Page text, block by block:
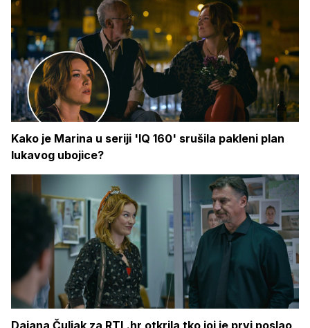
Kako je Marina u seriji 'IQ 160' srušila pakleni plan
lukavog ubojice?